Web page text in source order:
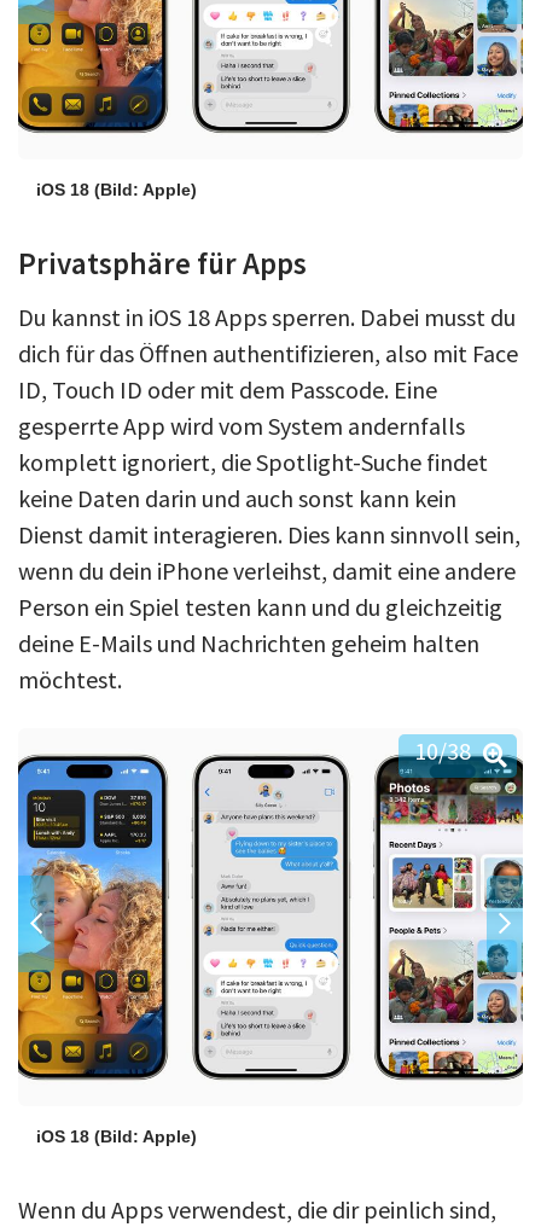
iOS 18 (Bild: Apple)
Privatsphäre für Apps
Du kannst in iOS 18 Apps sperren. Dabei musst du
dich für das Öffnen authentifizieren, also mit Face
ID, Touch ID oder mit dem Passcode. Eine
gesperrte App wird vom System andernfalls
komplett ignoriert, die Spotlight-Suche findet
keine Daten darin und auch sonst kann kein
Dienst damit interagieren. Dies kann sinnvoll sein,
wenn du dein iPhone verleihst, damit eine andere
Person ein Spiel testen kann und du gleichzeitig
deine E-Mails und Nachrichten geheim halten
möchtest.
iOS 18 (Bild: Apple)
10/38
Wenn du Apps verwendest, die dir peinlich sind,